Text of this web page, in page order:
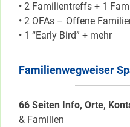
• 2 Familientreffs + 1
• 2 OFAs – Offene
• 1 “Early Bird” + mehr
Familienwegweiser
66 Seiten Info, Orte,
& Familien